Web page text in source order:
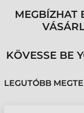
MEGBÍZHAT
KÖVESSE BE
LEGUTÓBB